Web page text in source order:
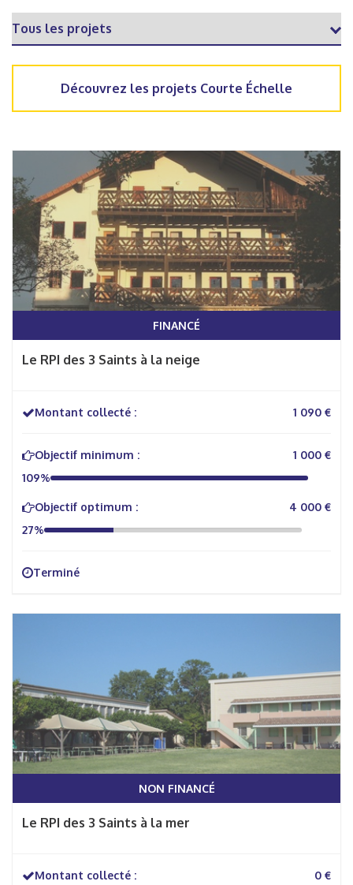
Découvrez les projets Courte Échelle
FINANCÉ
Le RPI des 3 Saints à la neige
Montant collecté : 1 090 €
Objectif minimum :
1 000 €
109%
Objectif optimum :
4 000 €
27%
Terminé
NON FINANCÉ
Le RPI des 3 Saints à la mer
Montant collecté : 0 €